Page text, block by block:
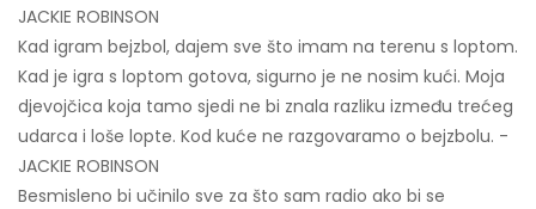
JACKIE ROBINSON
Kad igram bejzbol, dajem sve što imam na terenu s loptom.
Kad je igra s loptom gotova, sigurno je ne nosim kući. Moja
djevojčica koja tamo sjedi ne bi znala razliku između trećeg
udarca i loše lopte. Kod kuće ne razgovaramo o bejzbolu. -
JACKIE ROBINSON
Besmisleno bi učinilo sve za što sam radio ako bi se